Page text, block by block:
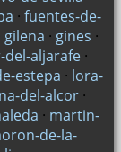
· fuentes-de-
gilena · gines ·
del-aljarafe·
estepa · lora-
del-alcor·
· martin-
de-la-